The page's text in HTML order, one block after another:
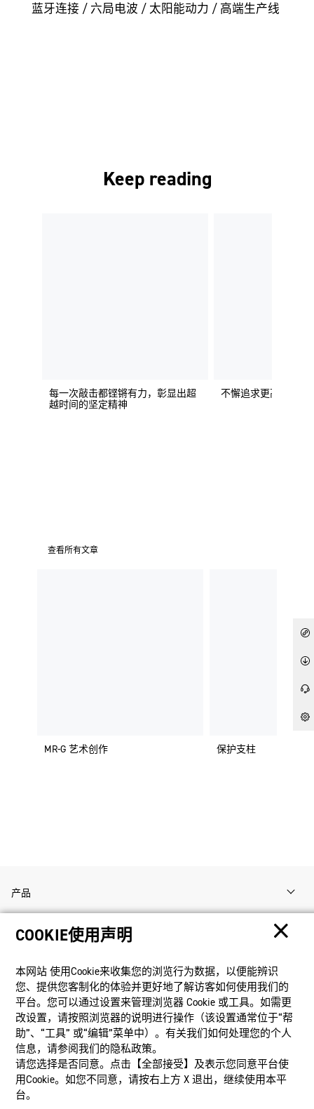
蓝牙连接 / 六局电波 / 太阳能动力 / 高端生产线
Keep reading
每一次敲击都铿锵有力，彰显出超
越时间的坚定精神
不懈追求更高品质
查看所有文章
MR-G 艺术创作 保护支柱
产品
客户支持
资讯
社交媒体
COOKIE使用声明
本网站 使⽤Cookie来收集您的浏览⾏为数据，以便能辨识
您、提供您客制化的体验并更好地了解访客如何使⽤我们的
平台。您可以通过设置来管理浏览器 Cookie 或⼯具。如需更
改设置，请按照浏览器的说明进⾏操作（该设置通常位于“帮
助”、“⼯具” 或“编辑”菜单中）。有关我们如何处理您的个⼈
信息，请参阅我们的隐私政策。
请您选择是否同意。点击【全部接受】及表示您同意平台使
用Cookie。如您不同意，请按右上⽅ X 退出，继续使⽤本平
台。